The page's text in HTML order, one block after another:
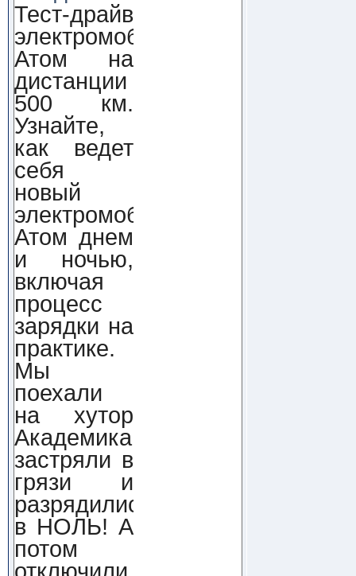
Тест-драйв
электромобиля
Атом на
дистанции
500 км.
Узнайте,
как ведет
себя
новый
электромобиль
Атом днем
и ночью,
включая
процесс
зарядки на
практике.
Мы
поехали
на хутор
Академика,
застряли в
грязи и
разрядились
в НОЛЬ! А
потом